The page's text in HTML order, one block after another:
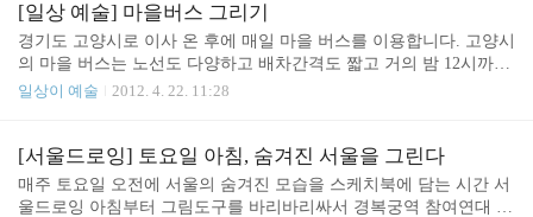
한다. 모든 가족들이 만족하면 그때 잠시 짬을 내서 스케치를 한다.
아내가 분위기 좋은 카페에 가고 싶다면 당장 모시고 가는 거다! 이
곳은 강화도 바그다드 카페. 그리고 각자 원하는 메뉴를 시켜주는 것
후다닥 채색을 하는 것이다. 사랑하는 가족과 좋은 시간을 보내며 틈
[일상 예술] 마을버스 그리기
경기도 고양시로 이사 온 후에 매일 마을 버스를 이용합니다. 고양시
의 마을 버스는 노선도 다양하고 배차간격도 짧고 거의 밤 12시까지
다니는 고마운 대중 교통수단이죠. 마을 버스를 탈 때마다 그림으로
놓습니다. 이제 사진을 보고 원근감을 잘 살려 스케치를 해 봅니다.
바로 눈 앞에 있는 손잡이 하나는 생략! 스케치 완성. 이제 채색에 들
어 갑니다. 우선 천정과 바닥을 칠하고 의자와 창틀을 채색합니다.
일상이 예술 2012. 4. 22. 11:28
[서울드로잉] 토요일 아침, 숨겨진 서울을 그린다
매주 토요일 오전에 서울의 숨겨진 모습을 스케치북에 담는 시간 서
울드로잉 아침부터 그림도구를 바리바리싸서 경복궁역 참여연대 아